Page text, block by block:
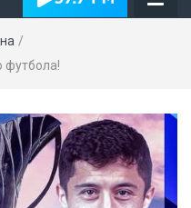
/
футбола!